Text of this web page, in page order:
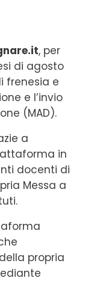
, per
di agosto
frenesia e
e l’invio
(MAD).
a
in
docenti di
Messa a
propria